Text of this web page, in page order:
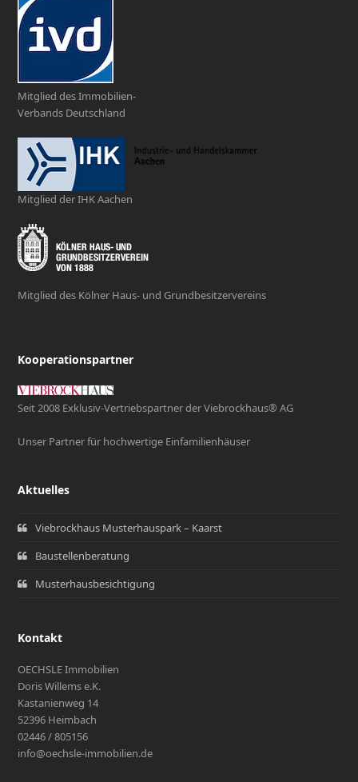
Mitglied des Immobilien-
Verbands Deutschland
Mitglied der IHK Aachen
Mitglied des Kölner Haus- und Grundbesitzervereins
Kooperationspartner
Seit 2008 Exklusiv-Vertriebspartner der Viebrockhaus® AG
Unser Partner für hochwertige Einfamilienhäuser
Aktuelles
Viebrockhaus Musterhauspark – Kaarst
Baustellenberatung
Musterhausbesichtigung
Kontakt
OECHSLE Immobilien
Doris Willems e.K.
Kastanienweg 14
52396 Heimbach
02446 / 805156
info@oechsle-immobilien.de